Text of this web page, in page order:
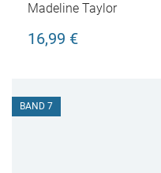
Madeline Taylor
16,99 €
BAND 7